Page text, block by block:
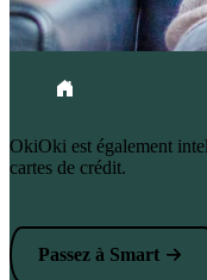
Fil d'Ariane
Accueil
OkiOki est également
cartes de crédit.
Passez à Smart